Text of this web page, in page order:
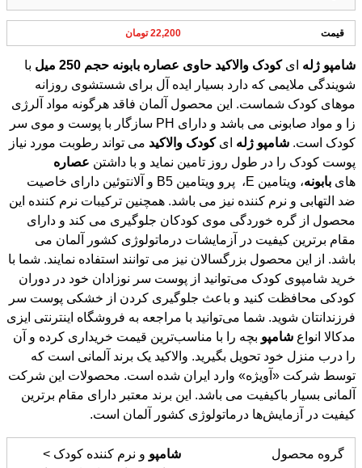
قیمت 22,200 تومان
شامپو ژله ایكودک والاكید حاوی عصاره بابونه حجم 250 میل با
شویندگی ملایمی که دارد بسیار ایده آل برای شستشوی روزانه
موهای کودک شماست. این محصول آلمان فاقد هرگونه مواد آلرژی
زا و مواد صابونی می باشد و دارای PH سازگار با پوست و موی سر
کودک است. شامپو ژله ایكودک والاكید می تواند رطوبت مورد نیاز
پوست کودک را در طول روز تامین نماید و با داشتن عصاره
های بابونه ، ویتامین E، پرو ویتامین B5 و آلانتوئین دارای خاصیت
ضد التهابی و نرم کننده نیز می باشد. همچنین ترکیبات نرم کننده این
محصول از گره خوردگی موی کودکان جلوگیری می کند و دارای
مقام برترین کیفیت در آزمایشات درماتولوژی کشور آلمان می
باشد. از این محصول بزرگسالان نیز می توانند استفاده نمایند. شما با
خرید شامپوی کودک می‌توانید از پوست سر نوزادان خود در دوران
کودکی محافظت کنید و باعث جلوگیری کردن از خشکی پوست سر
فرزندانتان شوید. شما می‌توانید با مراجعه به فروشگاه اینترنتی ایزی
مدکالا انواع شامپو بچه را با مناسب‌ترین قیمت خریداری کرده و آن
را درب منزل خود تحویل بگیرید. والاکید یک برند آلمانی است که
توسط شرکت «آویژه» وارد ایران شده است. محصولات این شرکت
آلمانی بسیار باکیفیت می باشد. این برند معتبر دارای مقام برترین
کیفیت در آزمایش‌ها درماتولوژی کشور آلمان است.
گروه محصول شامپو و نرم کننده کودک >
بهداشت مادر و کودک > مادر و